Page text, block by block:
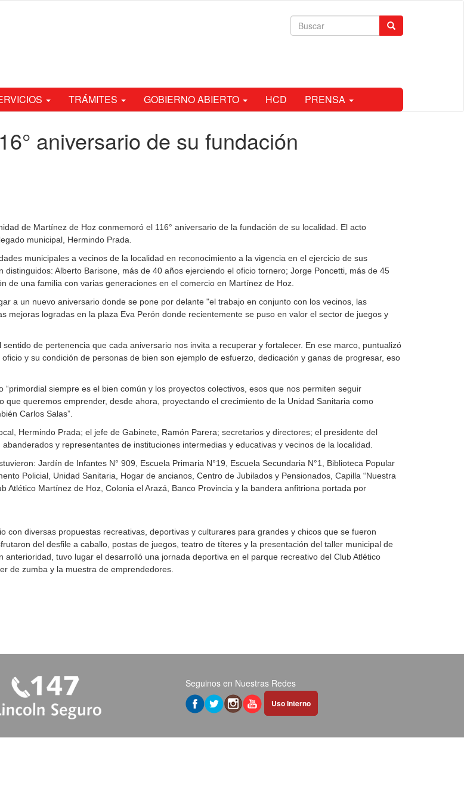
Formulario
TRÁMITES GOBIERNO ABIERTO HCD PRENSA
aniversario de su fundación
de Martínez de Hoz conmemoró el 116° aniversario de la fundación de su localidad. El acto
municipal, Hermindo Prada.
municipales a vecinos de la localidad en reconocimiento a la vigencia en el ejercicio de sus
Alberto Barisone, más de 40 años ejerciendo el oficio tornero; Jorge Poncetti, más de 45
de una familia con varias generaciones en el comercio en Martínez de Hoz.
a un nuevo aniversario donde se pone por delante "el trabajo en conjunto con los vecinos, las
mejoras logradas en la plaza Eva Perón donde recientemente se puso en valor el sector de juegos y
de pertenencia que cada aniversario nos invita a recuperar y fortalecer. En ese marco, puntualizó
y su condición de personas de bien son ejemplo de esfuerzo, dedicación y ganas de progresar, eso
siempre es el bien común y los proyectos colectivos, esos que nos permiten seguir
queremos emprender, desde ahora, proyectando el crecimiento de la Unidad Sanitaria como
Carlos Salas”.
Hermindo Prada; el jefe de Gabinete, Ramón Parera; secretarios y directores; el presidente del
y representantes de instituciones intermedias y educativas y vecinos de la localidad.
Jardín de Infantes N° 909, Escuela Primaria N°19, Escuela Secundaria N°1, Biblioteca Popular
Policial, Unidad Sanitaria, Hogar de ancianos, Centro de Jubilados y Pensionados, Capilla “Nuestra
Atlético Martínez de Hoz, Colonia el Arazá, Banco Provincia y la bandera anfitriona portada por
diversas propuestas recreativas, deportivas y culturares para grandes y chicos que se fueron
del desfile a caballo, postas de juegos, teatro de títeres y la presentación del taller municipal de
tuvo lugar el desarrolló una jornada deportiva en el parque recreativo del Club Atlético
de zumba y la muestra de emprendedores.
Seguinos en Nuestras Redes
Abrir
hipervínculo
en
pestaña
Uso Interno